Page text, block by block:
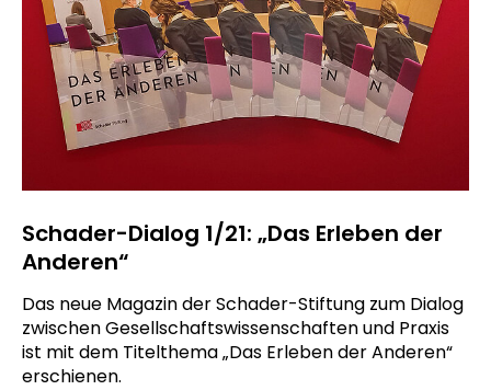
Schader-Dialog 1/21: „Das Erleben der
Anderen“
Das neue Magazin der Schader-Stiftung zum Dialog
zwischen Gesellschaftswissenschaften und Praxis
ist mit dem Titelthema „Das Erleben der Anderen“
erschienen.